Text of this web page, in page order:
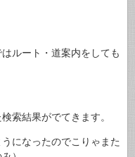
ルート・道案内をしても
索結果がでてきます。
になったのでこりゃまた